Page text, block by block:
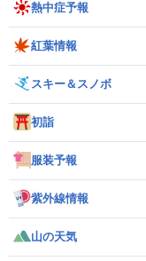
熱中症予報
紅葉情報
スキー＆スノボ
初詣
服装予報
紫外線情報
山の天気